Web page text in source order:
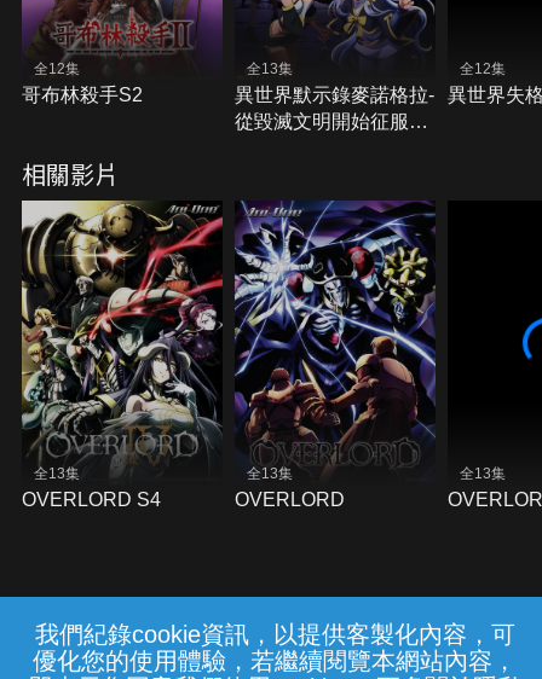
我們紀錄cookie資訊，以提供客製化內容，可
優化您的使用體驗，若繼續閱覽本網站內容，
全12集
哥布林殺手S2
全13集
異世界默示錄麥諾格拉-
從毀滅文明開始征服世
全12集
異世界失
相關影片
全13集
OVERLORD S4
全13集
OVERLORD
全13集
常見問題 線上客服 服務條款 隱私權保護
{{notifyMsg}}